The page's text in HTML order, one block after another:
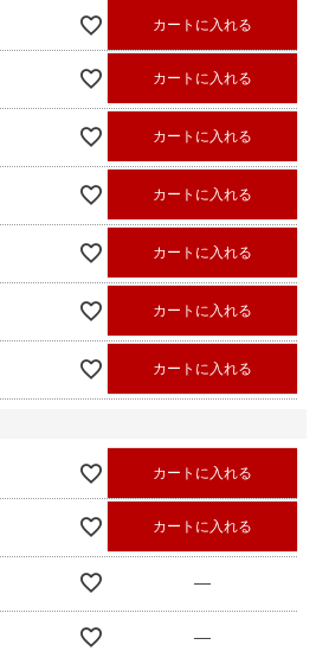
カートに入れる
カートに入れる
カートに入れる
カートに入れる
カートに入れる
カートに入れる
カートに入れる
カートに入れる
カートに入れる
—
—